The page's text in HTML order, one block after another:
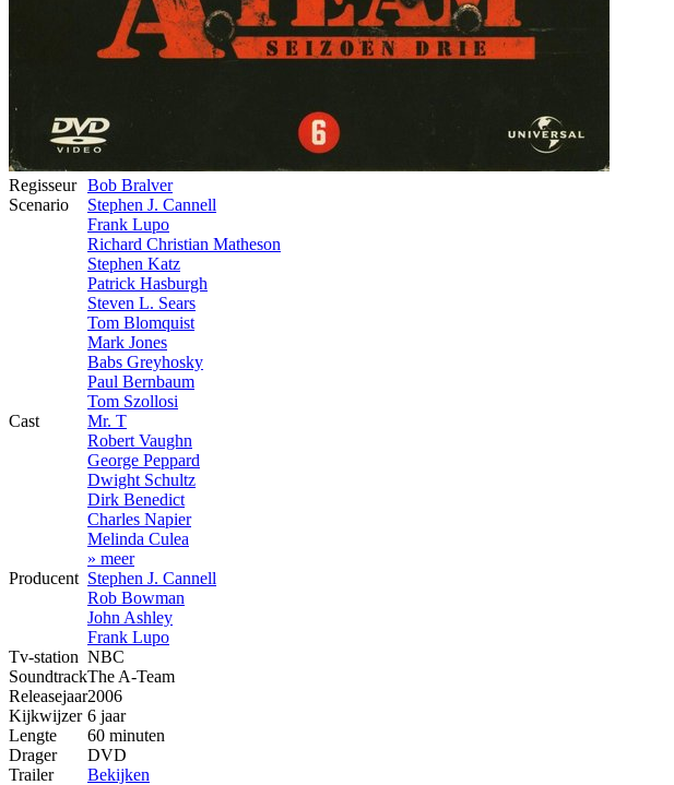
Regisseur Bob Bralver
Scenario
Stephen J. Cannell
Frank Lupo
Richard Christian Matheson
Stephen Katz
Patrick Hasburgh
Steven L. Sears
Tom Blomquist
Mark Jones
Babs Greyhosky
Paul Bernbaum
Tom Szollosi
Cast
Mr. T
Robert Vaughn
George Peppard
Dwight Schultz
Dirk Benedict
Charles Napier
Melinda Culea
» meer
Producent Stephen J. Cannell
Rob Bowman
John Ashley
Frank Lupo
Tv-station NBC
SoundtrackThe A-Team
Releasejaar2006
Kijkwijzer 6 jaar
Lengte
60 minuten
Drager
DVD
Trailer
Bekijken